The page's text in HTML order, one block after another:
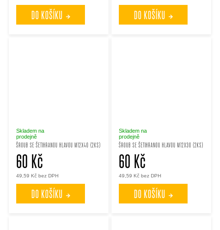
DO KOŠÍKU DO KOŠÍKU
ŠROUB SE ŠETIHRANOU HLAVOU M12X40 (2KS)
Skladem na
prodejně
49,59 Kč bez DPH
60 Kč
DO KOŠÍKU
ŠROUB SE ŠETIHRANOU HLAVOU M12X30 (2KS)
Skladem na
prodejně
49,59 Kč bez DPH
60 Kč
DO KOŠÍKU